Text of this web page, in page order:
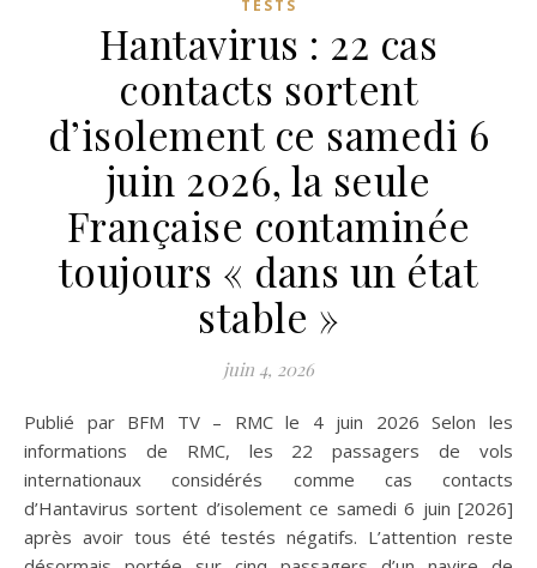
TESTS
Hantavirus : 22 cas
contacts sortent
d’isolement ce samedi 6
juin 2026, la seule
Française contaminée
toujours « dans un état
stable »
juin 4, 2026
Publié par BFM TV – RMC le 4 juin 2026 Selon les
informations de RMC, les 22 passagers de vols
internationaux considérés comme cas contacts
d’Hantavirus sortent d’isolement ce samedi 6 juin [2026]
après avoir tous été testés négatifs. L’attention reste